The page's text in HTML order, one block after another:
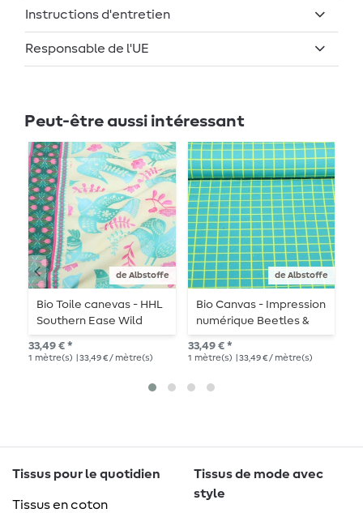
Instructions d'entretien
Responsable de l'UE
Peut-être aussi intéressant
de Albstoffe
Bio Toile canevas - HHL
Southern Ease Wild
Chorus Beige Turquoise
33,49 € *
1 mètre(s) | 33,49 € / mètre(s)
de Albstoffe
Bio Canvas - Impression
numérique Beetles &
Bugs Grids Petrol
33,49 € *
1 mètre(s) | 33,49 € / mètre(s)
Tissus pour le quotidien
Tissus en coton
Tissus de mode avec
style